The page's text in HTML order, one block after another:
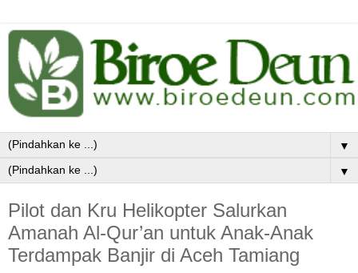
▼
▼
Pilot dan Kru Helikopter Salurkan
Amanah Al-Qur’an untuk Anak-Anak
Terdampak Banjir di Aceh Tamiang